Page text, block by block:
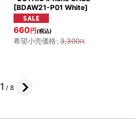
[BDAW21-P01 White]
660 円(税込)
希望小売価格: 3,300円
1 / 8